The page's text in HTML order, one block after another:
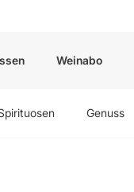
Weinabo
Genuss